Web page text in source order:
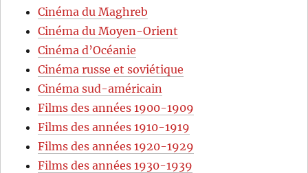
Cinéma du Maghreb
Cinéma du Moyen-Orient
Cinéma d’Océanie
Cinéma russe et soviétique
Cinéma sud-américain
Films des années 1900-1909
Films des années 1910-1919
Films des années 1920-1929
Films des années 1930-1939